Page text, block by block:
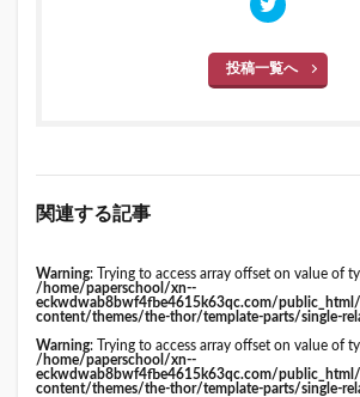
投稿一覧へ
関連する記事
Warning: Trying to access array offset on value of
/home/paperschool/xn--
eckwdwab8bwf4fbe4615k63qc.com/
content/themes/the-thor/template-parts/single-
Warning: Trying to access array offset on value of
/home/paperschool/xn--
eckwdwab8bwf4fbe4615k63qc.com/
content/themes/the-thor/template-parts/single-